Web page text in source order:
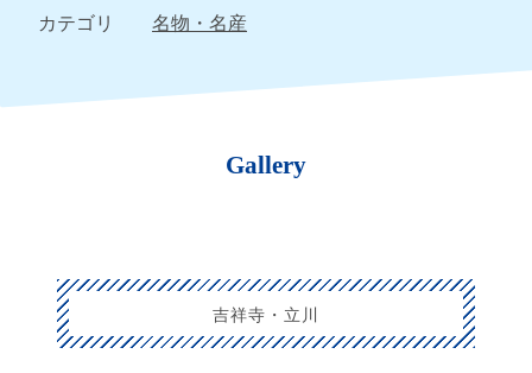
カテゴリ
名物・名産
Gallery
吉祥寺・立川